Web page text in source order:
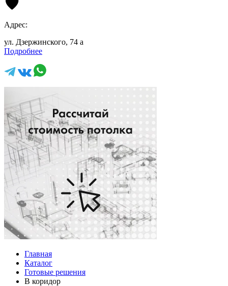
Адрес:
ул. Дзержинского, 74 а
Подробнее
Главная
Каталог
Готовые решения
В коридор